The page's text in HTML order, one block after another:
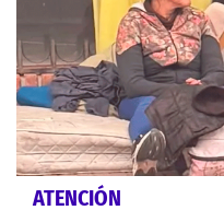
ATENCIÓN